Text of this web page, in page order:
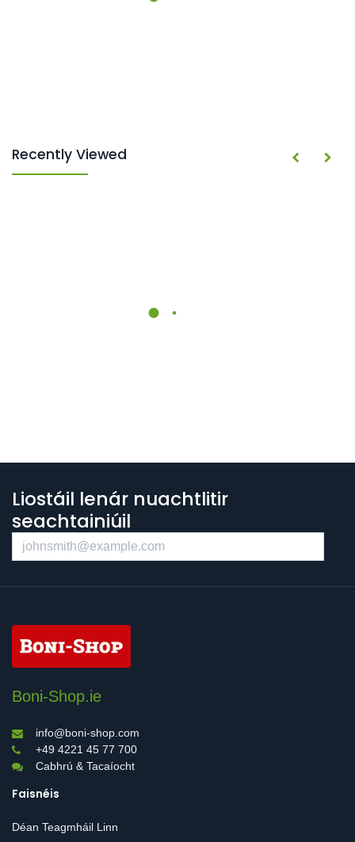
Recently Viewed
Liostáil lenár nuachtlitir
seachtainiúil
Boni-Shop.ie
info@boni-shop.com
+49 4221 45 77 700
Cabhrú & Tacaíocht
Faisnéis
Déan Teagmháil Linn